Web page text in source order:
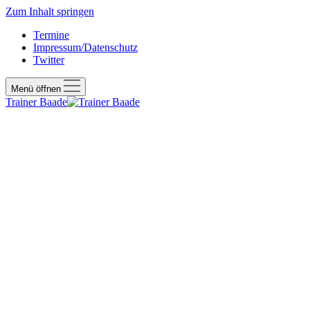
Zum Inhalt springen
Termine
Impressum/Datenschutz
Twitter
Menü öffnen
Trainer Baade